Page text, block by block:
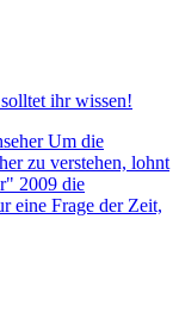
ihr wissen!
Um die
zu verstehen, lohnt
2009 die
eine Frage der Zeit,